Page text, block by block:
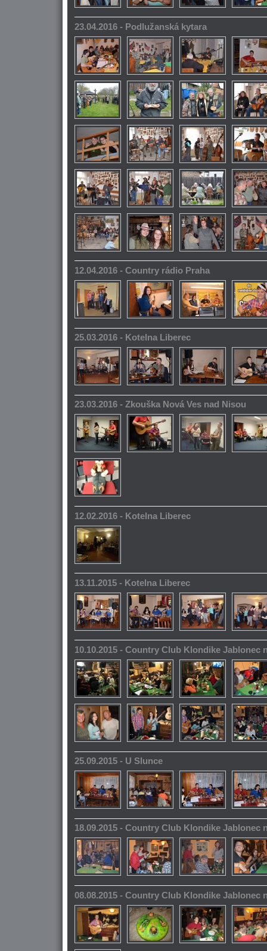
23.04.2016 - Podlužanská kytara
12.04.2016 - Country rádio Praha
25.03.2016 - Kotelna Liberec
23.03.2016 - Zkouška Nová Ves nad Nisou
12.02.2016 - Kotelna Liberec
13.11.2015 - Kotelna Liberec
10.10.2015 - Country Club Klondike Jablonec
25.09.2015 - U Slunce
18.09.2015 - Country Club Klondike Jablonec
08.08.2015 - Country Club Klondike Jablonec